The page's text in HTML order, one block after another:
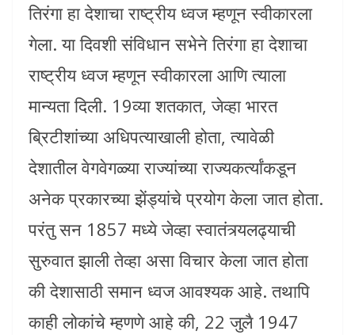
तिरंगा हा देशाचा राष्ट्रीय ध्वज म्हणून स्वीकारला
गेला. या दिवशी संविधान सभेने तिरंगा हा देशाचा
राष्ट्रीय ध्वज म्हणून स्वीकारला आणि त्याला
मान्यता दिली. 19व्या शतकात, जेव्हा भारत
ब्रिटीशांच्या अधिपत्याखाली होता, त्यावेळी
देशातील वेगवेगळ्या राज्यांच्या राज्यकर्त्यांकडून
अनेक प्रकारच्या झेंड्यांचे प्रयोग केला जात होता.
परंतु सन 1857 मध्ये जेव्हा स्वातंत्र्यलढ्याची
सुरुवात झाली तेव्हा असा विचार केला जात होता
की देशासाठी समान ध्वज आवश्यक आहे. तथापि
काही लोकांचे म्हणणे आहे की, 22 जुलै 1947